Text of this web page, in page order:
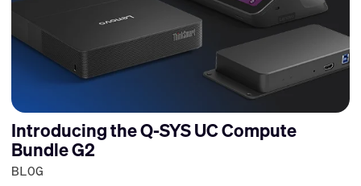
Introducing the Q-SYS UC Compute
Bundle G2
BLOG